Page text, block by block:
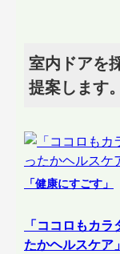
室内ドアを
提案します。
「健康にすごす」
「ココロもカラ
たかヘルスケア」